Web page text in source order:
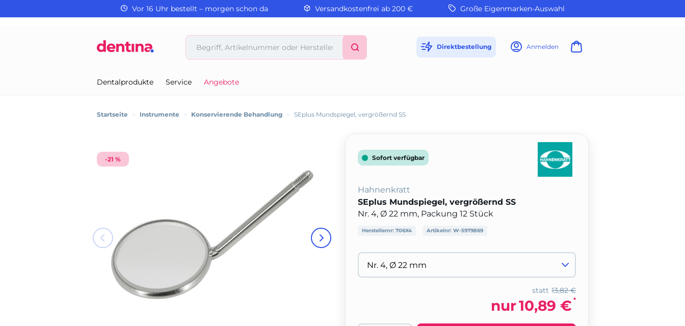
Vor 16 Uhr bestellt – morgen schon da Versandkostenfrei ab 200 € Große Eigenmarken-Auswahl
Direktbestellung Anmelden
Dentalprodukte Service Angebote
Startseite > Instrumente > Konservierende Behandlung > SEplus Mundspiegel, vergrößernd SS
-21 % Sofort verfügbar
Hahnenkratt
SEplus Mundspiegel, vergrößernd SS
Nr. 4, Ø 22 mm, Packung 12 Stück
Herstellernr: 706X4 Artikelnr: W-5979869
13,82 €
statt
nur10,89 € *